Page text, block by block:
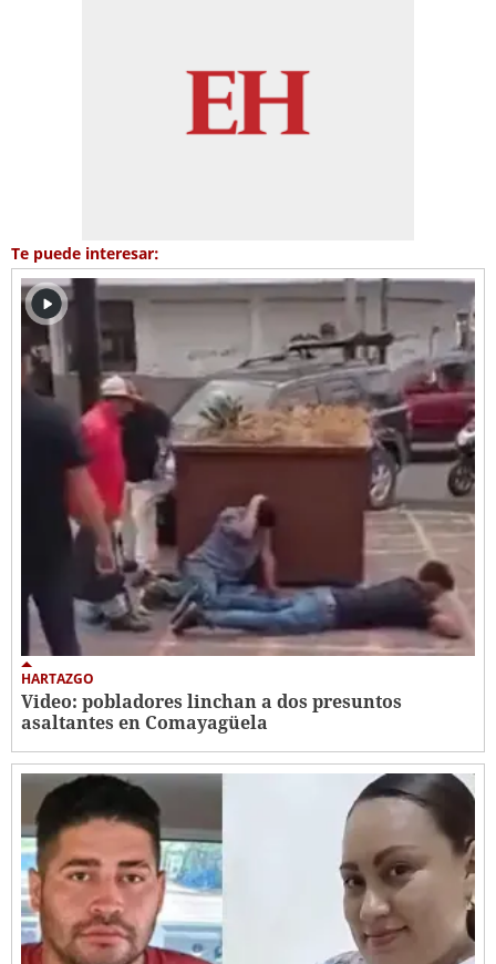
Te puede interesar:
HARTAZGO
Video: pobladores linchan a dos presuntos
asaltantes en Comayagüela